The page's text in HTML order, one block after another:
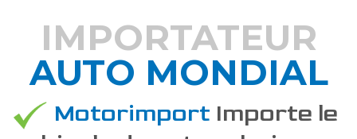
DÉCOUVREZ COMMENT
IMPORTATEUR
AUTO MONDIAL
Motorimport Importe le